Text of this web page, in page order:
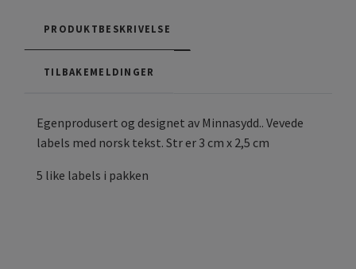
PRODUKTBESKRIVELSE
TILBAKEMELDINGER
Egenprodusert og designet av Minnasydd.. Vevede
labels med norsk tekst. Str er 3 cm x 2,5 cm
5 like labels i pakken